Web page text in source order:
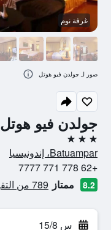
جولدن فيو هوتل
3 نجوم
Batuampar، إندونيسيا
+62 778 771 7777
8.2 ممتاز 789 من التقييمات تم التحقق منها
س 15/8
غرفة نوم
صور لـ جولدن فيو هوتل